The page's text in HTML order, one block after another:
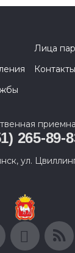
Лица
265-89-
ул.